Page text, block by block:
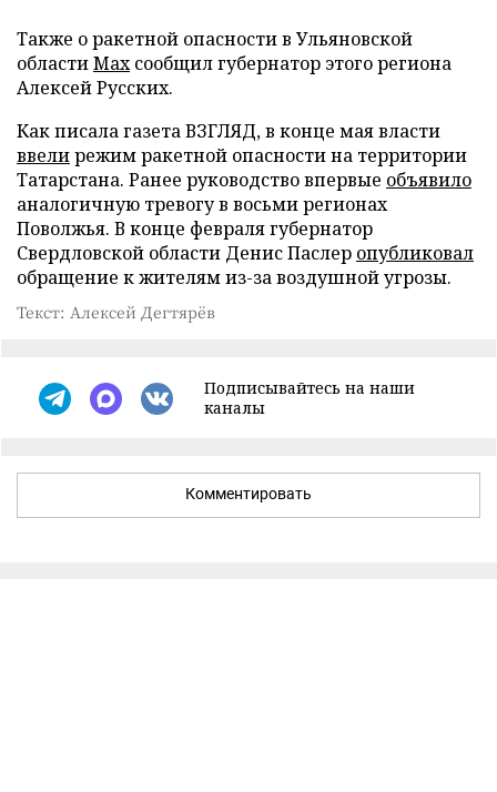
Также о ракетной опасности в Ульяновской
областиMaxсообщил губернатор этого региона
Алексей Русских.
Как писала газета ВЗГЛЯД, в конце мая власти
ввелирежим ракетной опасности на территории
Татарстана. Ранее руководство впервые объявило
аналогичную тревогу в восьми регионах
Поволжья. В конце февраля губернатор
Свердловской области Денис Паслер опубликовал
обращение к жителям из-за воздушной угрозы.
Текст: Алексей Дегтярёв
Подписывайтесь на наши
каналы
Комментировать